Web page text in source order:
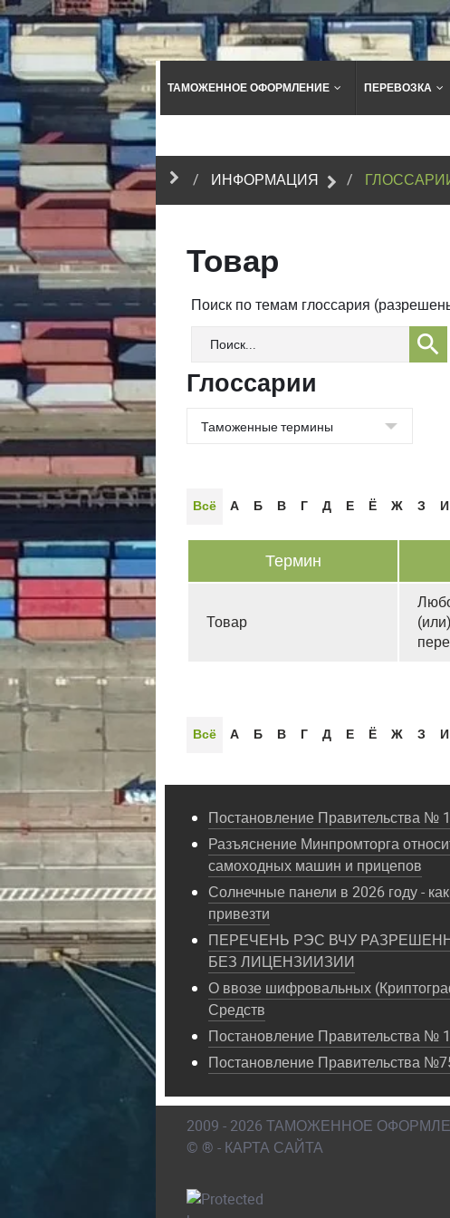
ТАМОЖЕННОЕ ОФОРМЛЕНИЕ ПЕРЕВОЗКА
ИНФОРМАЦИЯ
Товар
Поиск по темам глоссария
Глоссарии
Всё А Б В Г Д Е Ё Ж З И
Термин
Товар
Всё А Б В Г Д Е Ё Ж З И
Постановление Правительства №
Разъяснение Минпромторга
самоходных машин и прицепов
Солнечные панели в 2026 году -
привезти
ПЕРЕЧЕНЬ РЭС ВЧУ
БЕЗ ЛИЦЕНЗИИЗИИ
О ввозе шифровальных
Средств
Постановление Правительства №
Постановление Правительства
2009 - 2026 ТАМОЖЕННОЕ
© ® - КАРТА САЙТА